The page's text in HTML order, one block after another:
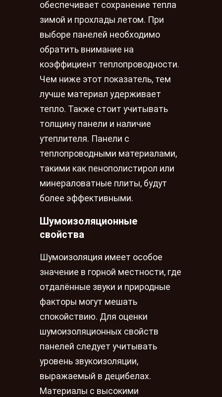
обеспечивает сохранение тепла
зимой и прохлады летом. При
выборе панелей необходимо
обратить внимание на
коэффициент теплопроводности.
Чем ниже этот показатель, тем
лучше материал удерживает
тепло. Также стоит учитывать
толщину панели и наличие
утеплителя. Панели с
теплопроводными материалами,
такими как пенополистирол или
минераловатные плиты, будут
более эффективными.
Шумоизоляционные
свойства
Шумоизоляция имеет особое
значение в горной местности, где
отдалённые звуки и природные
факторы могут мешать
спокойствию. Для оценки
шумоизоляционных свойств
панелей следует учитывать
уровень звукоизоляции,
выражаемый в децибелах.
Материалы с высокими